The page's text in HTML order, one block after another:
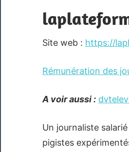
Site web : https://
Rémunération des
A voir aussi :
Un journaliste
pigistes